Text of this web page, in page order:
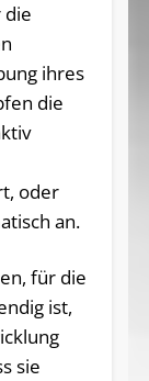
die
ihres
die
oder
an.
für die
ist,
sie